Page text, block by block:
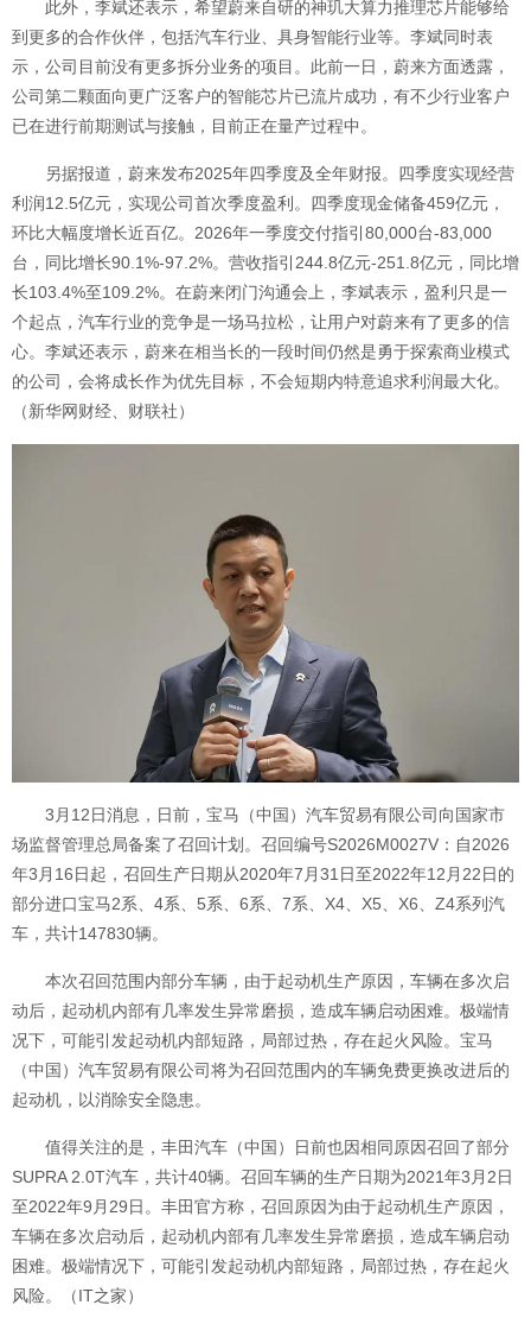
此外，李斌还表示，希望蔚来自研的神玑大算力推理芯片能够给
到更多的合作伙伴，包括汽车行业、具身智能行业等。李斌同时表
示，公司目前没有更多拆分业务的项目。此前一日，蔚来方面透露，
公司第二颗面向更广泛客户的智能芯片已流片成功，有不少行业客户
已在进行前期测试与接触，目前正在量产过程中。
另据报道，蔚来发布2025年四季度及全年财报。四季度实现经营
利润12.5亿元，实现公司首次季度盈利。四季度现金储备459亿元，
环比大幅度增长近百亿。2026年一季度交付指引80,000台-83,000
台，同比增长90.1%-97.2%。营收指引244.8亿元-251.8亿元，同比增
长103.4%至109.2%。在蔚来闭门沟通会上，李斌表示，盈利只是一
个起点，汽车行业的竞争是一场马拉松，让用户对蔚来有了更多的信
心。李斌还表示，蔚来在相当长的一段时间仍然是勇于探索商业模式
的公司，会将成长作为优先目标，不会短期内特意追求利润最大化。
（新华网财经、财联社）
3月12日消息，日前，宝马（中国）汽车贸易有限公司向国家市
场监督管理总局备案了召回计划。召回编号S2026M0027V：自2026
年3月16日起，召回生产日期从2020年7月31日至2022年12月22日的
部分进口宝马2系、4系、5系、6系、7系、X4、X5、X6、Z4系列汽
车，共计147830辆。
本次召回范围内部分车辆，由于起动机生产原因，车辆在多次启
动后，起动机内部有几率发生异常磨损，造成车辆启动困难。极端情
况下，可能引发起动机内部短路，局部过热，存在起火风险。宝马
（中国）汽车贸易有限公司将为召回范围内的车辆免费更换改进后的
起动机，以消除安全隐患。
值得关注的是，丰田汽车（中国）日前也因相同原因召回了部分
SUPRA 2.0T汽车，共计40辆。召回车辆的生产日期为2021年3月2日
至2022年9月29日。丰田官方称，召回原因为由于起动机生产原因，
车辆在多次启动后，起动机内部有几率发生异常磨损，造成车辆启动
困难。极端情况下，可能引发起动机内部短路，局部过热，存在起火
风险。（IT之家）